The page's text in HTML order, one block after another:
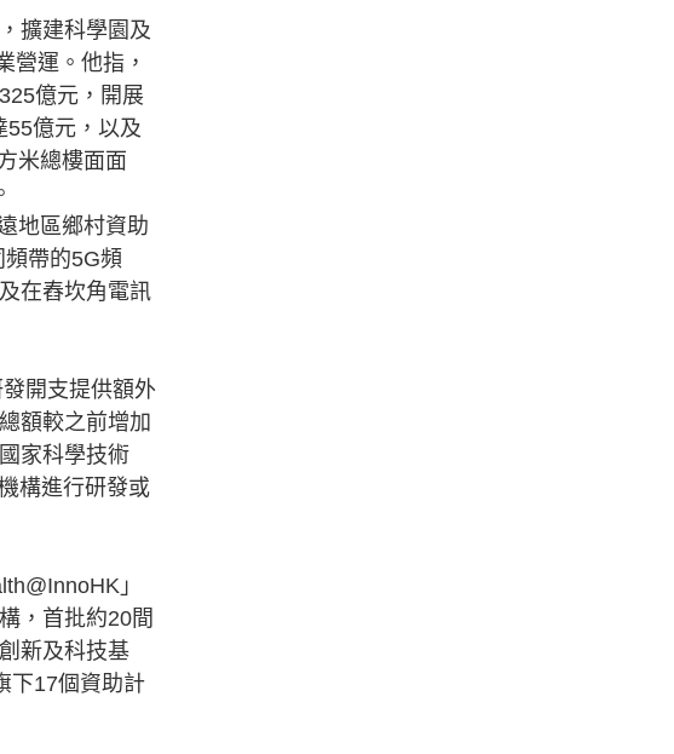
擴建科學園及
營運。他指，
億元，開展
55億元，以及
米總樓面面
地區鄉村資助
帶的5G頻
在舂坎角電訊
開支提供額外
額較之前增加
家科學技術
構進行研發或
」
，首批約20間
新及科技基
下17個資助計